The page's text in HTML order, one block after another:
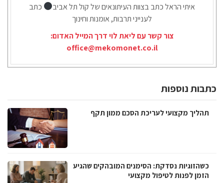
איתי הראל כתב בצוות העיתונאים של קול תל אביב
כתב
לענייני תרבות, אומנות וחינוך
צור קשר עם ליאת לוי דרך המייל האדום:
office@mekomonet.co.il
כתבות נוספות
תהליך מקצועי לעריכת הסכם ממון תקף
כשהזוגיות נסדקת: הסימנים המובהקים שהגיע
הזמן לפנות לטיפול מקצועי